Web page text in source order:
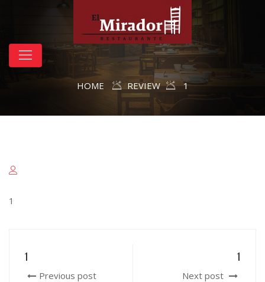
HOME REVIEW 1
1
1
Previous post
1
Next post